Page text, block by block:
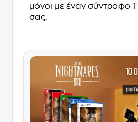
μόνοι με έναν σύντροφο
σας.